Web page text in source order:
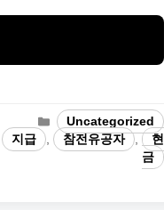
카
테
고
Uncategorized
지급 , 참전유공자 ,
현
금